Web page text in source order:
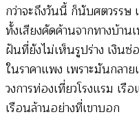
กว่าจะถึงวันนี้ ก็นับศตวรรษ
ทั้งเสียงคัดค้านจากทางบ้าน
ฝันที่ยังไม่เห็นรูปร่าง เงิน
ในราคาแพง เพราะมันกลา
วงการท่องเที่ยวโรงแรม เ
เรือนล้านอย่างที่เขาบอก